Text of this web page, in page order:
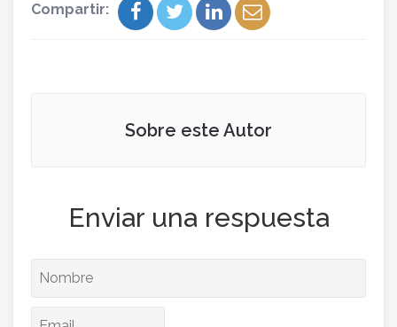
Compartir:
Sobre este Autor
Enviar una respuesta